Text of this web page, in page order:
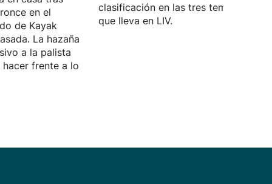
en el
de Kayak
La hazaña
a la palista
hacer frente a lo
clasificación en las tres temporadas
que lleva en LIV.